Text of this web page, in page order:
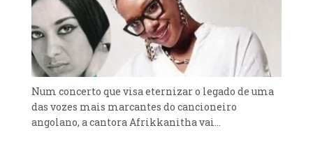
Num concerto que visa eternizar o legado de uma
das vozes mais marcantes do cancioneiro
angolano, a cantora Afrikkanitha vai...